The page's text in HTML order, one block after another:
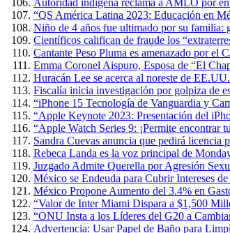
Autoridad indígena reclama a AMLO por
“QS América Latina 2023: Educación en
Niño de 4 años fue ultimado por su familia:
Científicos califican de fraude los
Cantante Peso Pluma es amenazado por el
Emma Coronel Aispuro, Esposa de “El
Huracán Lee se acerca al noreste de
Fiscalía inicia investigación por golpiza de
“iPhone 15 Tecnología de Vanguardia y
“Apple Keynote 2023: Presentación del
“Apple Watch Series 9: ¡Permite encontrar
Sandra Cuevas anuncia que pedirá
Rebeca Landa es la voz principal de
Juzgado Admite Querella por Agresión
México se Endeuda para Cubrir Intereses
México Propone Aumento del 3.4% en
“Valor de Inter Miami Dispara a $1,500
“ONU Insta a los Líderes del G20 a
Advertencia: Usar Papel de Baño para